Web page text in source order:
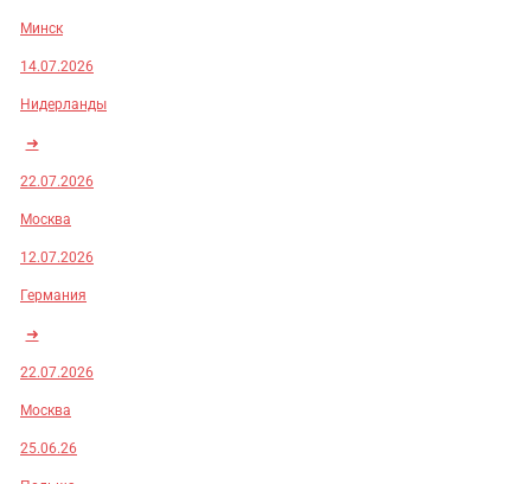
Минск
14.07.2026
Нидерланды
➜
22.07.2026
Москва
12.07.2026
Германия
➜
22.07.2026
Москва
25.06.26